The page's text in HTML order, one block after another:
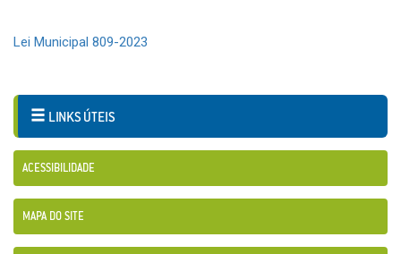
Lei Municipal 809-2023
LINKS ÚTEIS
ACESSIBILIDADE
MAPA DO SITE